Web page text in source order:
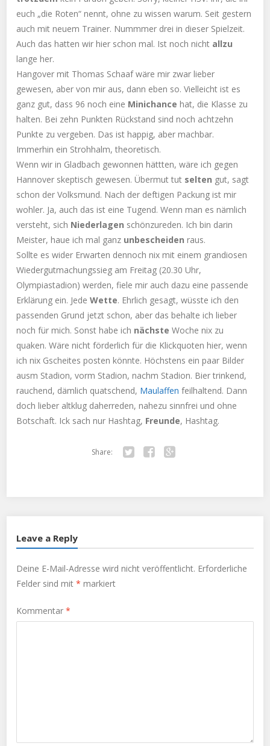
euch „die Roten“ nennt, ohne zu wissen warum. Seit gestern
auch mit neuem Trainer. Nummmer drei in dieser Spielzeit.
Auch das hatten wir hier schon mal. Ist noch nicht allzu
lange her.
Hangover mit Thomas Schaaf wäre mir zwar lieber
gewesen, aber von mir aus, dann eben so. Vielleicht ist es
ganz gut, dass 96 noch eine Minichancehat, die Klasse zu
halten. Bei zehn Punkten Rückstand sind noch achtzehn
Punkte zu vergeben. Das ist happig, aber machbar.
Immerhin ein Strohhalm, theoretisch.
Wenn wir in Gladbach gewonnen hättten, wäre ich gegen
Hannover skeptisch gewesen. Übermut tut selten gut, sagt
schon der Volksmund. Nach der deftigen Packung ist mir
wohler. Ja, auch das ist eine Tugend. Wenn man es nämlich
versteht, sich Niederlagen schönzureden. Ich bin darin
Meister, haue ich mal ganz unbescheidenraus.
Sollte es wider Erwarten dennoch nix mit einem grandiosen
Wiedergutmachungssieg am Freitag (20.30 Uhr,
Olympiastadion) werden, fiele mir auch dazu eine passende
Erklärung ein. JedeWette. Ehrlich gesagt, wüsste ich den
passenden Grund jetzt schon, aber das behalte ich lieber
noch für mich. Sonst habe ich nächsteWoche nix zu
quaken. Wäre nicht förderlich für die Klickquoten hier, wenn
ich nix Gscheites posten könnte. Höchstens ein paar Bilder
ausm Stadion, vorm Stadion, nachm Stadion. Bier trinkend,
rauchend, dämlich quatschend, Maulaffenfeilhaltend. Dann
doch lieber altklug daherreden, nahezu sinnfrei und ohne
Botschaft. Ick sach nur Hashtag, Freunde, Hashtag.
Share:
Leave a Reply
Deine E-Mail-Adresse wird nicht veröffentlicht. Erforderliche
Felder sind mit* markiert
Kommentar*